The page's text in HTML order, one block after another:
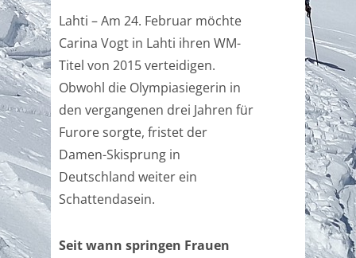
Lahti – Am 24. Februar möchte
Carina Vogt in Lahti ihren WM-
Titel von 2015 verteidigen.
Obwohl die Olympiasiegerin in
den vergangenen drei Jahren für
Furore sorgte, fristet der
Damen-Skisprung in
Deutschland weiter ein
Schattendasein.
Seit wann springen Frauen